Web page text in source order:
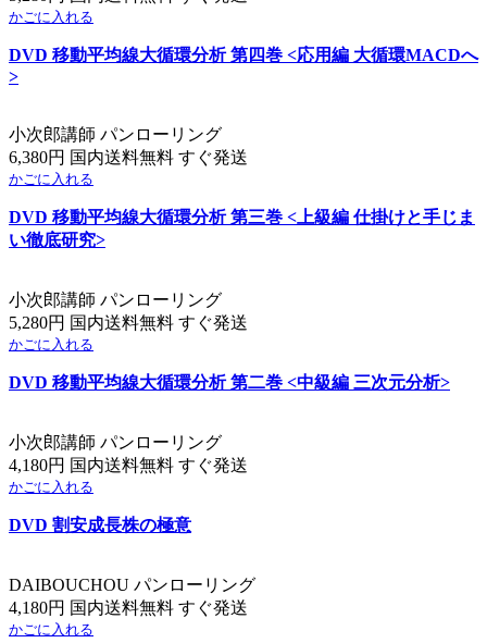
かごに入れる
DVD 移動平均線大循環分析 第四巻 <応用編 大循環MACDへ
>
小次郎講師 パンローリング
6,380円 国内送料無料 すぐ発送
かごに入れる
DVD 移動平均線大循環分析 第三巻 <上級編 仕掛けと手じま
い徹底研究>
小次郎講師 パンローリング
5,280円 国内送料無料 すぐ発送
かごに入れる
DVD 移動平均線大循環分析 第二巻 <中級編 三次元分析>
小次郎講師 パンローリング
4,180円 国内送料無料 すぐ発送
かごに入れる
DVD 割安成長株の極意
DAIBOUCHOU パンローリング
4,180円 国内送料無料 すぐ発送
かごに入れる